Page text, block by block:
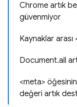
Chrome artık
güvenmiyor
Kaynaklar
Document.all
<meta>
değeri artık